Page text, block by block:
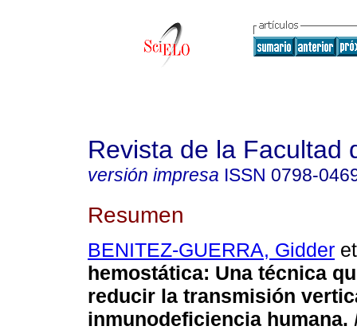
Revista de la Facultad
versión impresa ISSN 0798-
Resumen
BENITEZ-GUERRA, Gidder
hemostática: Una técnica
reducir la transmisión
inmunodeficiencia humana.